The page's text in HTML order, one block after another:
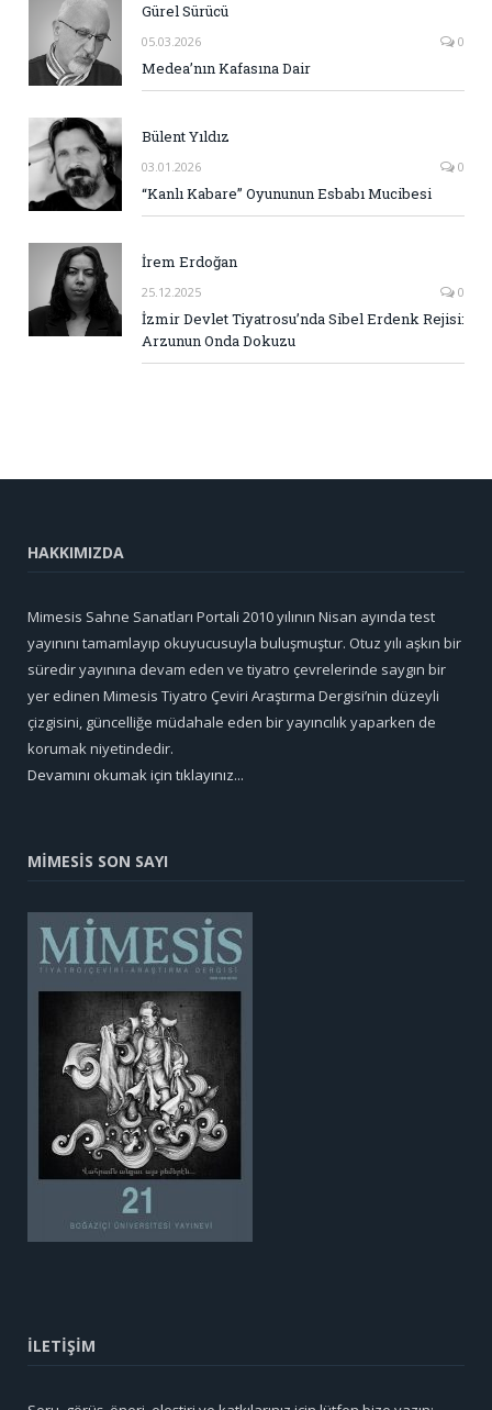
Gürel Sürücü
05.03.2026 0
Medea’nın Kafasına Dair
Bülent Yıldız
03.01.2026 0
“Kanlı Kabare” Oyununun Esbabı Mucibesi
İrem Erdoğan
25.12.2025 0
İzmir Devlet Tiyatrosu’nda Sibel Erdenk Rejisi:
Arzunun Onda Dokuzu
HAKKIMIZDA
Mimesis Sahne Sanatları Portali 2010 yılının Nisan ayında test
yayınını tamamlayıp okuyucusuyla buluşmuştur. Otuz yılı aşkın bir
süredir yayınına devam eden ve tiyatro çevrelerinde saygın bir
yer edinen Mimesis Tiyatro Çeviri Araştırma Dergisi’nin düzeyli
çizgisini, güncelliğe müdahale eden bir yayıncılık yaparken de
korumak niyetindedir.
Devamını okumak için tıklayınız...
MİMESİS SON SAYI
İLETİŞİM